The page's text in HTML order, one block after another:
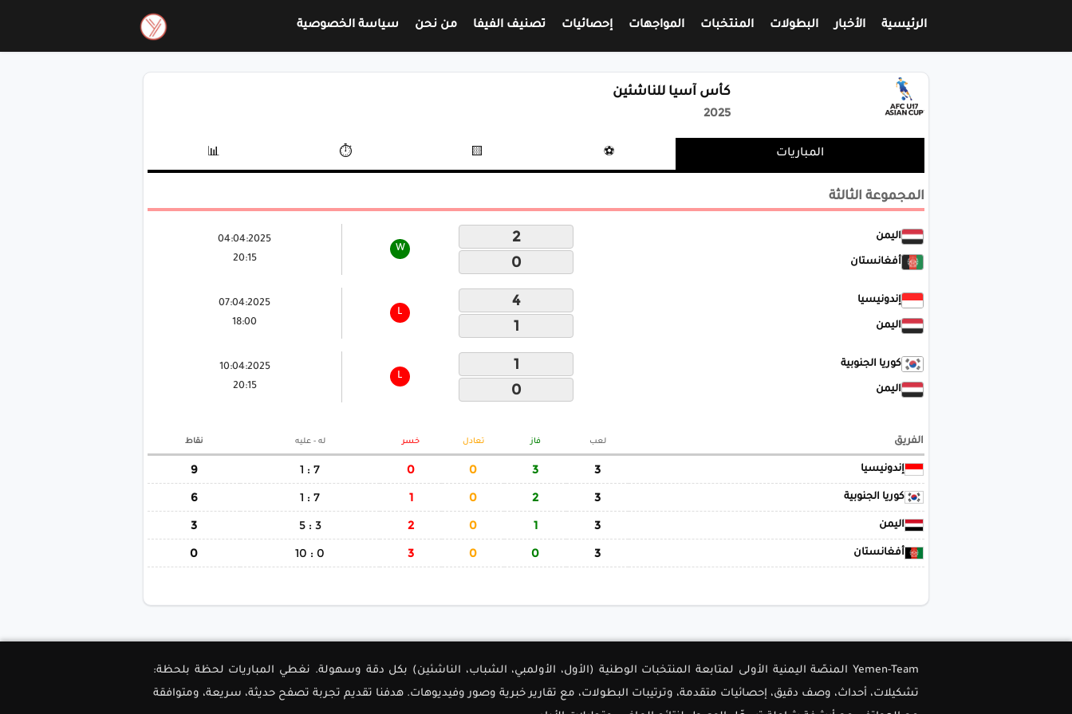
الرئيسية الأخبار البطولات المنتخبات المواجهات إحصائيات تصنيف الفيفا من نحن سياسة الخصوصية
كأس آسيا للناشئين
2025
المباريات ⚽
🟨
⏱️
📊
المجموعة الثالثة
اليمن 2
W
04:04:2025
20:15
أفغانستان 0
إندونيسيا 4
L
07:04:2025
18:00
اليمن 1
كوريا الجنوبية 1
L
10:04:2025
20:15
اليمن 0
الفريق لعب فاز تعادل خسر له - عليه نقاط
إندونيسيا 3
3
0
0
7 : 1
9
كوريا الجنوبية 3
2
0
1
7 : 1
6
اليمن 3
1
0
2
3 : 5
3
أفغانستان 3
0
0
3
0 : 10
0
Yemen-Team المنصّة اليمنية الأولى لمتابعة المنتخبات الوطنية (الأول، الأولمبي، الشباب، الناشئين) بكل دقة وسهولة. نغطي المباريات لحظة بلحظة:
تشكيلات، أحداث، وصف دقيق، إحصائيات متقدمة، وترتيبات البطولات، مع تقارير خبرية وصور وفيديوهات. هدفنا تقديم تجربة تصفح حديثة، سريعة، ومتوافقة